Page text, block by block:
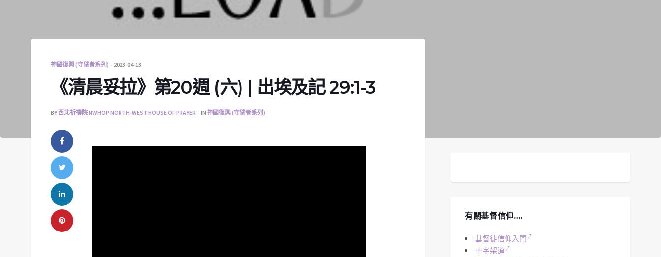
神國復興 (守望者系列) 2023-04-13
《清晨妥拉》第20週 (六) | 出埃及記 29:1-3
BY西北祈禱院 NWHOP NORTH-WEST HOUSE OF PRAYER IN 神國復興 (守望者系列)
有關基督信仰….
基督徒信仰入門
十字架道